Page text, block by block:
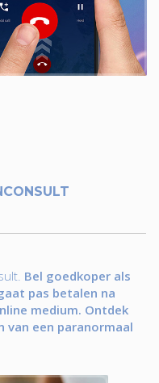
Bel goedkoper als
pas betalen na
medium. Ontdek
van een paranormaal